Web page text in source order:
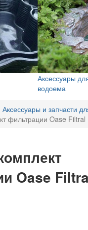
Аксессуары
водоема
Аксессуары и запчасти
фильтрации Oase Filtral
Oase